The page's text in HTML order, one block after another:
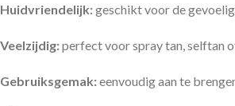
Huidvriendelijk:geschikt voor de
Veelzijdig:perfect voor spray tan, selftan
Gebruiksgemak:eenvoudig aan te